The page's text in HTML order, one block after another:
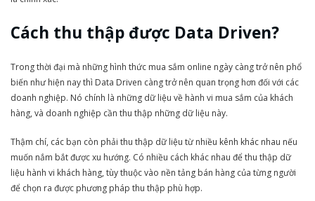
Cách thu thập được Data Driven?
Trong thời đại mà những hình thức mua sắm online ngày càng trở nên phổ
biến như hiện nay thì Data Driven càng trở nên quan trọng hơn đối với các
doanh nghiệp. Nó chính là những dữ liệu về hành vi mua sắm của khách
hàng, và doanh nghiệp cần thu thập những dữ liệu này.
Thậm chí, các bạn còn phải thu thập dữ liệu từ nhiều kênh khác nhau nếu
muốn nắm bắt được xu hướng. Có nhiều cách khác nhau để thu thập dữ
liệu hành vi khách hàng, tùy thuộc vào nền tảng bán hàng của từng người
để chọn ra được phương pháp thu thập phù hợp.